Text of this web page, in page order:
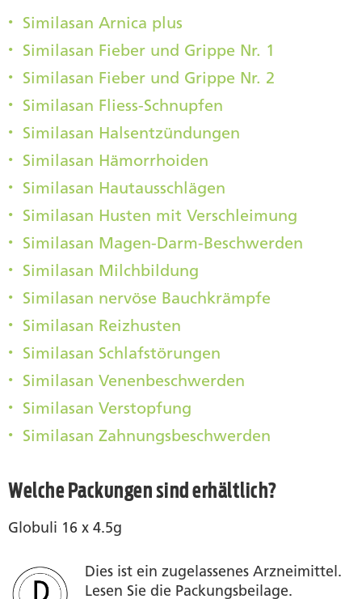
Similasan Arnica plus
Similasan Fieber und Grippe Nr. 1
Similasan Fieber und Grippe Nr. 2
Similasan Fliess-Schnupfen
Similasan Halsentzündungen
Similasan Hämorrhoiden
Similasan Hautausschlägen
Similasan Husten mit Verschleimung
Similasan Magen-Darm-Beschwerden
Similasan Milchbildung
Similasan nervöse Bauchkrämpfe
Similasan Reizhusten
Similasan Schlafstörungen
Similasan Venenbeschwerden
Similasan Verstopfung
Similasan Zahnungsbeschwerden
Welche Packungen sind erhältlich?
Globuli 16 x 4.5g
Dies ist ein zugelassenes Arzneimittel.
Lesen Sie die Packungsbeilage.